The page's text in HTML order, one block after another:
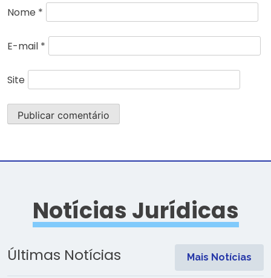
Nome *
E-mail *
Site
Notícias Jurídicas
Últimas Notícias Mais Notícias